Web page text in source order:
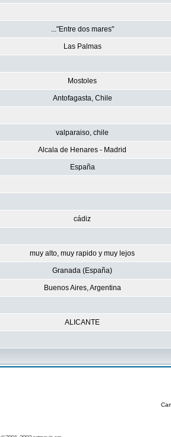
..."Entre dos mares"
Las Palmas
Mostoles
Antofagasta, Chile
valparaiso, chile
Alcala de Henares - Madrid
España
cádiz
muy alto, muy rapido y muy lejos
Granada (España)
Buenos Aires, Argentina
ALICANTE